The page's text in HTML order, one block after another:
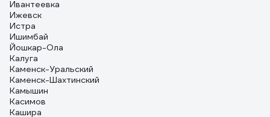
Ивантеевка
Ижевск
Истра
Ишимбай
Йошкар-Ола
Калуга
Каменск-Уральский
Каменск-Шахтинский
Камышин
Касимов
Кашира